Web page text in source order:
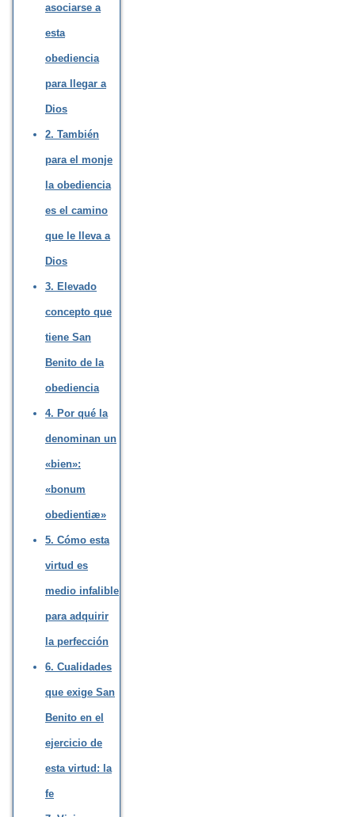
asociarse a
esta
obediencia
para llegar a
Dios
2. También
para el monje
la obediencia
es el camino
que le lleva a
Dios
3. Elevado
concepto que
tiene San
Benito de la
obediencia
4. Por qué la
denominan un
«bien»:
«bonum
obedientiæ»
5. Cómo esta
virtud es
medio infalible
para adquirir
la perfección
6. Cualidades
que exige San
Benito en el
ejercicio de
esta virtud: la
fe